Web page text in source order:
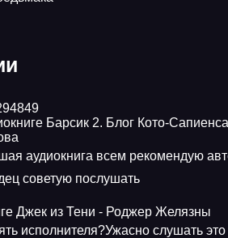
Барсик 2. Блог Кото-
аудиокнига всем рекомендую
советую послушать
Джек из Тени - Роджер Желязны
исполнителя?Ужасно слушать это